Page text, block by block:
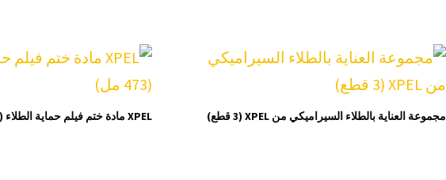
مجموعة العناية بالطلاء السيراميكي من XPEL (3 قطع)
XPEL مادة ختم فيلم حماية الطلاء (473 مل)